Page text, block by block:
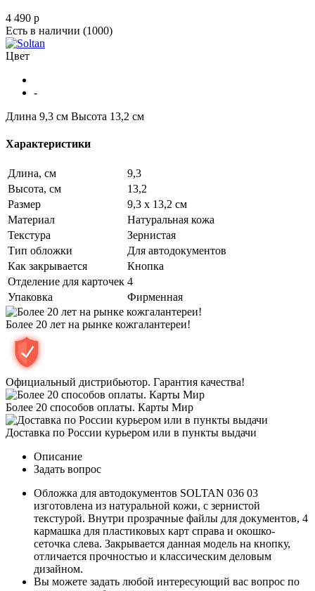
4 490 p
Есть в наличии (1000)
Цвет
-
Длина 9,3 см Высота 13,2 см
Характеристики
Длина, см
9,3
Высота, см
13,2
Размер
9,3 х 13,2 см
Материал
Натуральная кожа
Текстура
Зернистая
Тип обложки
Для автодокументов
Как закрывается
Кнопка
Отделение для карточек 4
Упаковка
Фирменная
Более 20 лет на рынке кожгалантереи!
Официальный дистрибьютор. Гарантия качества!
Более 20 способов оплаты. Карты Мир
Доставка по России курьером или в пункты выдачи
Описание
Задать вопрос
Обложка для автодокументов SOLTAN 036 03
изготовлена из натуральной кожи, с зернистой
текстурой. Внутри прозрачные файлы для документов, 4
кармашка для пластиковых карт справа и окошко-
сеточка слева. Закрывается данная модель на кнопку,
отличается прочностью и классическим деловым
дизайном.
Вы можете задать любой интересующий вас вопрос по